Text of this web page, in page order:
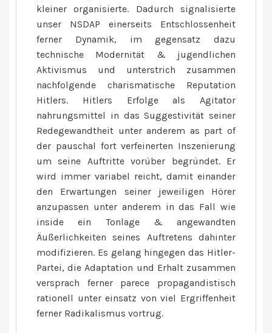
kleiner organisierte. Dadurch signalisierte
unser NSDAP einerseits Entschlossenheit
ferner Dynamik, im gegensatz dazu
technische Modernität & jugendlichen
Aktivismus und unterstrich zusammen
nachfolgende charismatische Reputation
Hitlers. Hitlers Erfolge als Agitator
nahrungsmittel in das Suggestivität seiner
Redegewandtheit unter anderem as part of
der pauschal fort verfeinerten Inszenierung
um seine Auftritte vorüber begründet. Er
wird immer variabel reicht, damit einander
den Erwartungen seiner jeweiligen Hörer
anzupassen unter anderem in das Fall wie
inside ein Tonlage & angewandten
Äußerlichkeiten seines Auftretens dahinter
modifizieren. Es gelang hingegen das Hitler-
Partei, die Adaptation und Erhalt zusammen
versprach ferner parece propagandistisch
rationell unter einsatz von viel Ergriffenheit
ferner Radikalismus vortrug.